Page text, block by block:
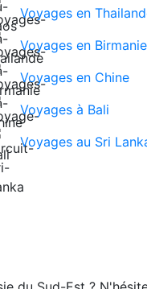
Voyages en
Voyages en Birmanie
Voyages en Chine
Voyages à Bali
Voyages au Sri